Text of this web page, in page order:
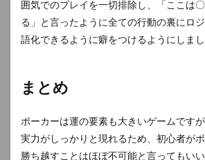
囲気でのプレイを一切排除し、「ここは
る」と言ったように全ての行動の裏にロ
語化できるように癖をつけるようにしまし
まとめ
ポーカーは運の要素も大きいゲームです
実力がしっかりと現れるため、初心者が
勝ち越すことはほぼ不可能と言ってもい